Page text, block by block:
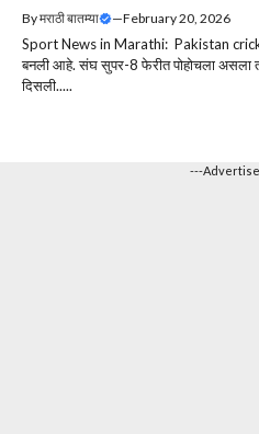
Byमराठी बातम्या —February 20, 2026
Sport News in Marathi: Pakistan
बनली आहे. संघ सुपर-8 फेरीत पोहोचला असला
दिसली.....
---